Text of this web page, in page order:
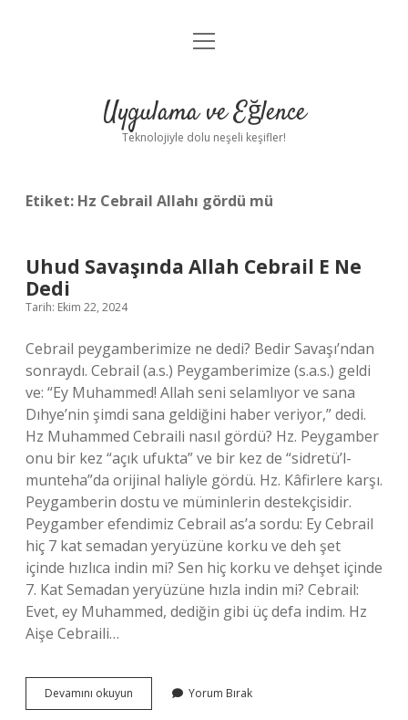
Anasayfa
Yasal Uyarı
menüyü
Uygulama ve Eğlence
Teknolojiyle dolu neşeli keşifler!
Etiket: Hz Cebrail Allahı gördü mü
Uhud Savaşında Allah Cebrail E Ne
Dedi
Tarih: Ekim 22, 2024
Cebrail peygamberimize ne dedi? Bedir Savaşı’ndan
sonraydı. Cebrail (a.s.) Peygamberimize (s.a.s.) geldi
ve: “Ey Muhammed! Allah seni selamlıyor ve sana
Dıhye’nin şimdi sana geldiğini haber veriyor,” dedi.
Hz Muhammed Cebraili nasıl gördü? Hz. Peygamber
onu bir kez “açık ufukta” ve bir kez de “sidretü’l-
munteha”da orijinal haliyle gördü. Hz. Kâfirlere karşı.
Peygamberin dostu ve müminlerin destekçisidir.
Peygamber efendimiz Cebrail as’a sordu: Ey Cebrail
hiç 7 kat semadan yeryüzüne korku ve deh şet
içinde hızlıca indin mi? Sen hiç korku ve dehşet içinde
7. Kat Semadan yeryüzüne hızla indin mi? Cebrail:
Evet, ey Muhammed, dediğin gibi üç defa indim. Hz
Aişe Cebraili…
Devamını okuyun
Savaşında
Yorum Bırak